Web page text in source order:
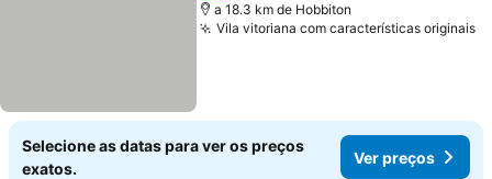
a 18.3 km de Hobbiton
Vila vitoriana com características originais
Selecione as datas para ver os preços
exatos.
Ver preços